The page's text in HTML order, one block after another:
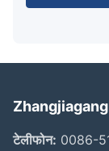
टेलीफोन: 0086-